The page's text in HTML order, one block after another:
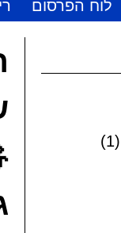
לוח הפרסום
(1)